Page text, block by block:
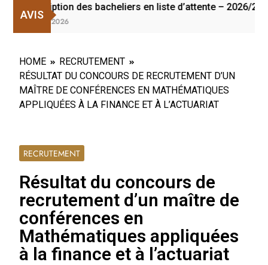
AVIS
Inscription des bacheliers en liste d’attente – 2026/2027
3 Août 2026
HOME
RECRUTEMENT
RÉSULTAT DU CONCOURS DE RECRUTEMENT D’UN
MAÎTRE DE CONFÉRENCES EN MATHÉMATIQUES
APPLIQUÉES À LA FINANCE ET À L’ACTUARIAT
RECRUTEMENT
Résultat du concours de
recrutement d’un maître de
conférences en
Mathématiques appliquées
à la finance et à l’actuariat